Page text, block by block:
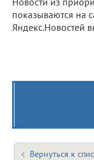
показываются на
Яндекс.Новостей
Вернуться к